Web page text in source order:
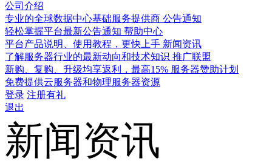
公司介绍
专业的全球数据中心基础服务提供商 公告通知
轻松掌握平台最新公告通知 帮助中心
平台产品说明、使用教程，更快上手 新闻资讯
了解服务器行业的最新动向和技术知识 推广联盟
新购、复购、升级均享返利，最高15% 服务器赞助计划
免费提供云服务器和物理服务器资源
登录 注册有礼
退出
新闻资讯